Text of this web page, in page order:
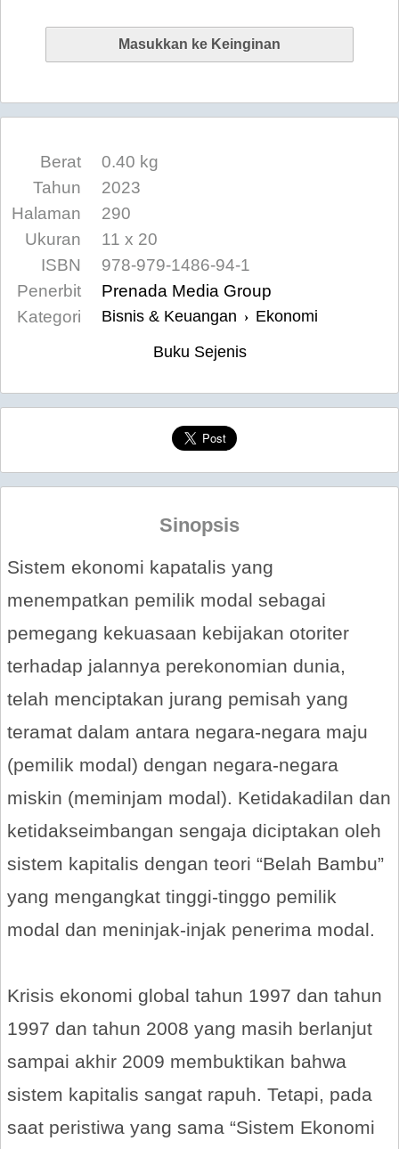
Berat
0.40 kg
Tahun
2023
Halaman
290
Ukuran
11 x 20
ISBN
978-979-1486-94-1
Penerbit
Prenada Media Group
Kategori
Bisnis & Keuangan › Ekonomi
Buku Sejenis
Sinopsis
Sistem ekonomi kapatalis yang
menempatkan pemilik modal sebagai
pemegang kekuasaan kebijakan otoriter
terhadap jalannya perekonomian dunia,
telah menciptakan jurang pemisah yang
teramat dalam antara negara-negara maju
(pemilik modal) dengan negara-negara
miskin (meminjam modal). Ketidakadilan dan
ketidakseimbangan sengaja diciptakan oleh
sistem kapitalis dengan teori “Belah Bambu”
yang mengangkat tinggi-tinggo pemilik
modal dan meninjak-injak penerima modal.
Krisis ekonomi global tahun 1997 dan tahun
1997 dan tahun 2008 yang masih berlanjut
sampai akhir 2009 membuktikan bahwa
sistem kapitalis sangat rapuh. Tetapi, pada
saat peristiwa yang sama “Sistem Ekonomi